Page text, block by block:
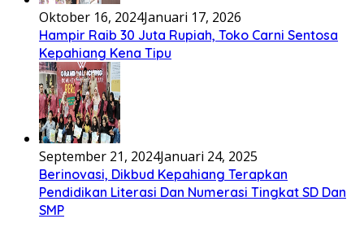
Oktober 16, 2024Januari 17, 2026
Hampir Raib 30 Juta Rupiah, Toko Carni Sentosa
Kepahiang Kena Tipu
September 21, 2024Januari 24, 2025
Berinovasi, Dikbud Kepahiang Terapkan
Pendidikan Literasi Dan Numerasi Tingkat SD Dan
SMP